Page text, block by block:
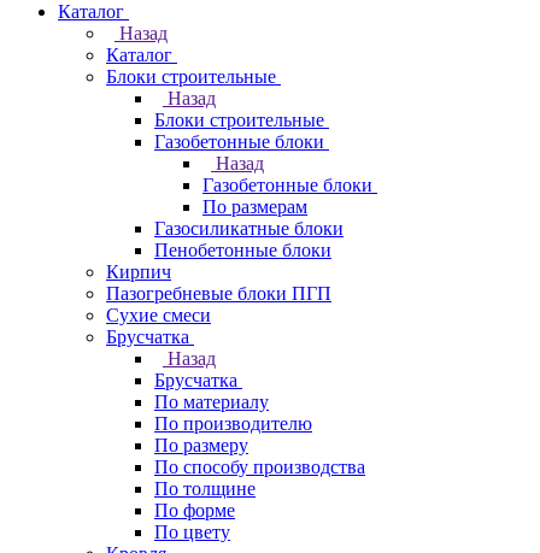
Каталог
Назад
Каталог
Блоки строительные
Назад
Блоки строительные
Газобетонные блоки
Назад
Газобетонные блоки
По размерам
Газосиликатные блоки
Пенобетонные блоки
Кирпич
Пазогребневые блоки ПГП
Сухие смеси
Брусчатка
Назад
Брусчатка
По материалу
По производителю
По размеру
По способу производства
По толщине
По форме
По цвету